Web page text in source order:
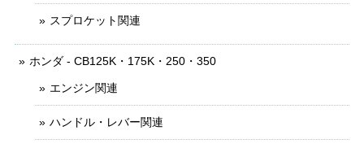
スプロケット関連
ホンダ - CB125K・175K・250・350
エンジン関連
ハンドル・レバー関連